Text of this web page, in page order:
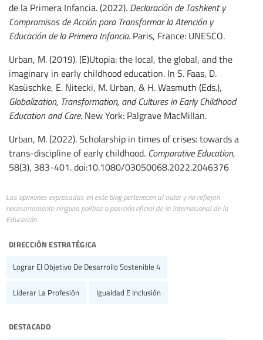
de la Primera Infancia. (2022). Declaración de Tashkent y
Compromisos de Acción para Transformar la Atención y
Educación de la Primera Infancia. Paris, France: UNESCO.
Urban, M. (2019). (E)Utopia: the local, the global, and the
imaginary in early childhood education. In S. Faas, D.
Kasüschke, E. Nitecki, M. Urban, & H. Wasmuth (Eds.),
Globalization, Transformation, and Cultures in Early Childhood
Education and Care. New York: Palgrave MacMillan.
Urban, M. (2022). Scholarship in times of crises: towards a
trans-discipline of early childhood. Comparative Education,
58(3), 383-401. doi:10.1080/03050068.2022.2046376
Las opiniones expresadas en este blog pertenecen al autor y no reflejan
necesariamente ninguna política o posición oficial de la Internacional de la
Educación.
dirección estratégica
Lograr El Objetivo De Desarrollo Sostenible 4
Liderar La Profesión Igualdad E Inclusión
destacado